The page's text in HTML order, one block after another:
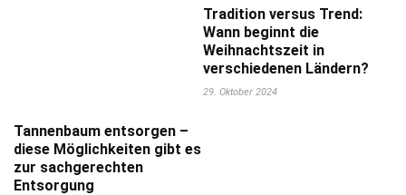
Tradition versus Trend:
Wann beginnt die
Weihnachtszeit in
verschiedenen Ländern?
29. Oktober 2024
Tannenbaum entsorgen –
diese Möglichkeiten gibt es
zur sachgerechten
Entsorgung